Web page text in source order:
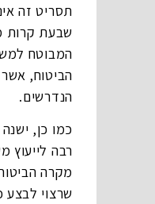
תסריט זה
שבעת קרות
המבוטח
הביטוח, אשר
הנדרשים.
כמו כן,
רבה לייעוץ
מקרה
שרצוי לבצע